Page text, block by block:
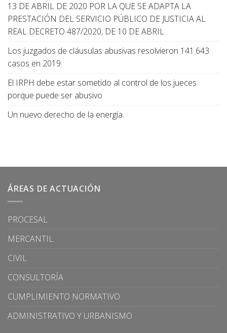
13 DE ABRIL DE 2020 POR LA QUE SE ADAPTA LA
PRESTACIÓN DEL SERVICIO PÚBLICO DE JUSTICIA AL
REAL DECRETO 487/2020, DE 10 DE ABRIL
Los juzgados de cláusulas abusivas resolvieron 141.643
casos en 2019.
El IRPH debe estar sometido al control de los jueces
porque puede ser abusivo
Un nuevo derecho de la energía.
ÁREAS DE ACTUACIÓN
PROCESAL
MERCANTIL
CIVIL
CONSULTORÍA
CUMPLIMIENTO NORMATIVO
ADMINISTRATIVO Y URBANISMO